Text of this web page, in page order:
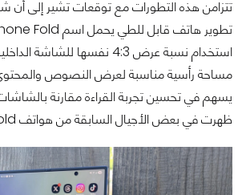
تتزامن هذه التطورات مع توقعات تشير إلى أن
استخدام نسبة عرض 4:3 نفسها
مساحة رأسية مناسبة لعرض النصوص
يسهم في تحسين تجربة القراءة مقارنة بالشاشات
ظهرت في بعض الأجيال السابقة من هواتف Fold.